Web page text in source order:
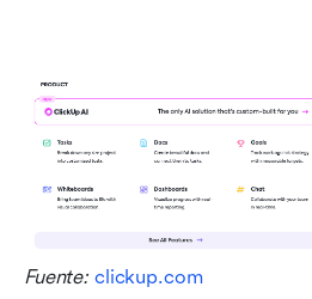
Fuente: clickup.com